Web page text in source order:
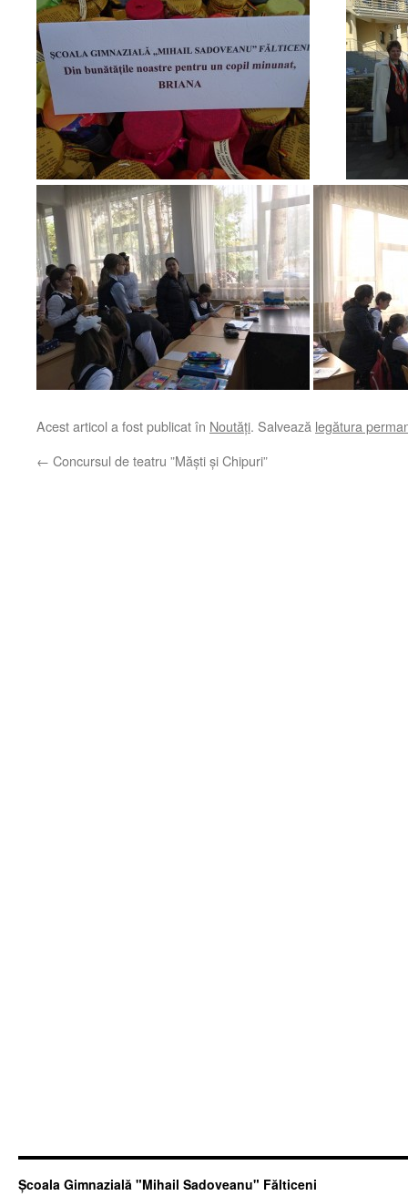
Acest articol a fost publicat în Noutăți. Salvează legătura
← Concursul de teatru ”Măști și Chipuri”
Şcoala Gimnazială "Mihail Sadoveanu" Fălticeni